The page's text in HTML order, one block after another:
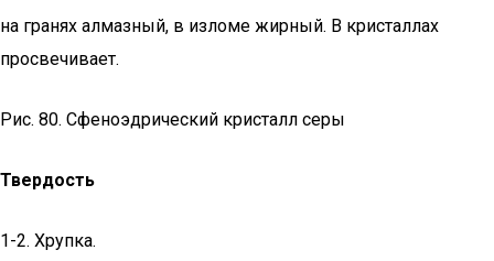
на гранях алмазный, в изломе жирный. В кристаллах
просвечивает.
Рис. 80. Сфеноэдрический кристалл серы
Твердость
1-2. Хрупка.